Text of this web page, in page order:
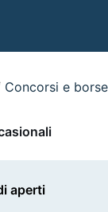
Concorsi e borse
aperti